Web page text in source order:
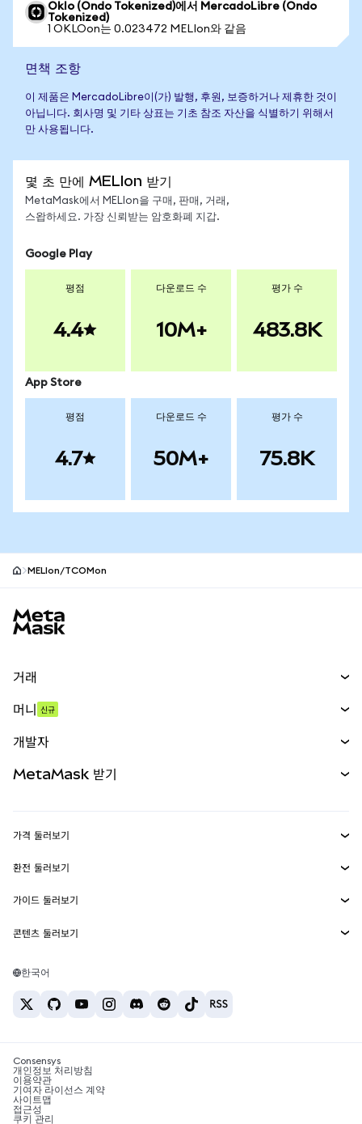
Oklo (Ondo Tokenized)에서 MercadoLibre (Ondo
Tokenized)
1 OKLOon는 0.023472 MELIon와 같음
면책 조항
이 제품은 MercadoLibre이(가) 발행, 후원, 보증하거나 제휴한 것이
아닙니다. 회사명 및 기타 상표는 기초 참조 자산을 식별하기 위해서
만 사용됩니다.
몇 초 만에 MELIon 받기
MetaMask에서 MELIon을 구매, 판매, 거래,
스왑하세요. 가장 신뢰받는 암호화폐 지갑.
Google Play
평점
4.4
다운로드 수
10M+
평가 수
483.8K
App Store
평점
4.7
다운로드 수
50M+
평가 수
75.8K
MELIon/TCOMon
거래
무기한 선물
실물자산
머니 신규
개발자
MetaMask Connect
Snaps
웹3 서비스
MetaMask 받기
보안
고객 지원
채용
가격 둘러보기
이더리움 가격
솔라나 가격
테더 가격
환전 둘러보기
ETH를 USD로 환전
USDT를 INR로 환전
BTC를 INR로 환전
ETH를 USDT로 환전
가이드 둘러보기
ETH 매수
USDT 매수
SHIB 매수
BNB 매수
콘텐츠 둘러보기
솔라나 지갑
암호화폐 세금 뉴스
암호화폐 매수 방법
비트코인 매도 방법
한국어
Consensys
개인정보 처리방침
이용약관
기여자 라이선스 계약
사이트맵
접근성
쿠키 관리